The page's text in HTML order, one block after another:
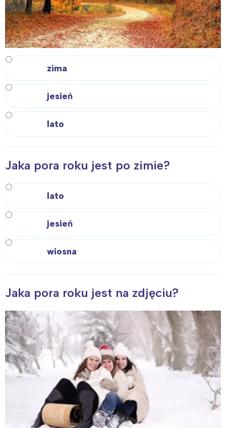
zima
jesień
lato
Jaka pora roku jest po zimie?
lato
jesień
wiosna
Jaka pora roku jest na zdjęciu?